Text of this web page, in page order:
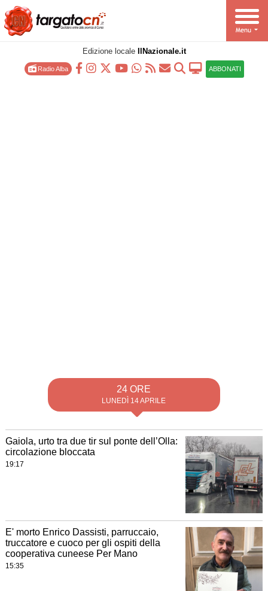
Edizione locale IlNazionale.it
Radio Alba ABBONATI
24 ORE
LUNEDÌ 14 APRILE
Gaiola, urto tra due tir sul ponte dell’Olla:
circolazione bloccata
19:17
E' morto Enrico Dassisti, parruccaio,
truccatore e cuoco per gli ospiti della
cooperativa cuneese Per Mano
15:35